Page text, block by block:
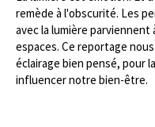
remède à l'obscurité. Les
avec la lumière
espaces. Ce reportage
éclairage bien pensé, pour
influencer notre bien-être.